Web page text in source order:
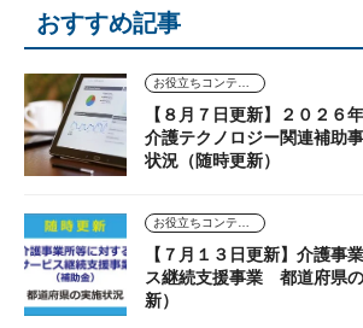
おすすめ記事
【８月７日更新】２０２６
介護テクノロジー関連補助
状況（随時更新）
【７月１３日更新】介護事
ス継続支援事業 都道府県
新）